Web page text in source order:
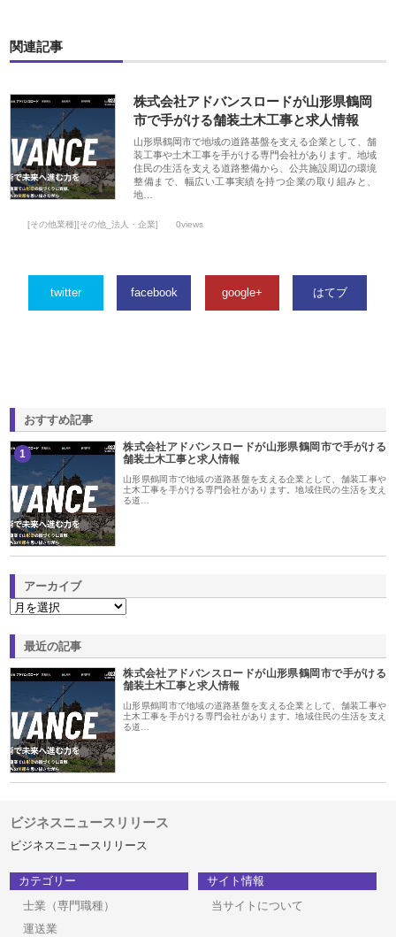
関連記事
株式会社アドバンスロードが山形県鶴岡
市で手がける舗装土木工事と求人情報
山形県鶴岡市で地域の道路基盤を支える企業として、舗
装工事や土木工事を手がける専門会社があります。地域
住民の生活を支える道路整備から、公共施設周辺の環境
整備まで、幅広い工事実績を持つ企業の取り組みと、
地…
[その他業種][その他_法人・企業] 0views
twitter facebook google+ はてブ
おすすめ記事
1
株式会社アドバンスロードが山形県鶴岡市で手がける
舗装土木工事と求人情報
山形県鶴岡市で地域の道路基盤を支える企業として、舗装工事や
土木工事を手がける専門会社があります。地域住民の生活を支え
る道…
アーカイブ
最近の記事
株式会社アドバンスロードが山形県鶴岡市で手がける
舗装土木工事と求人情報
山形県鶴岡市で地域の道路基盤を支える企業として、舗装工事や
土木工事を手がける専門会社があります。地域住民の生活を支え
る道…
ビジネスニュースリリース
ビジネスニュースリリース
カテゴリー
士業（専門職種）
運送業
サイト情報
当サイトについて